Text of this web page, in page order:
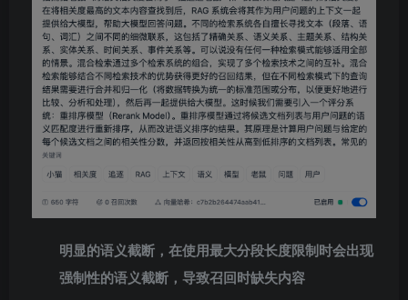
明显的语义截断，在使用最大分段长度限制时会出现
强制性的语义截断，导致召回时缺失内容